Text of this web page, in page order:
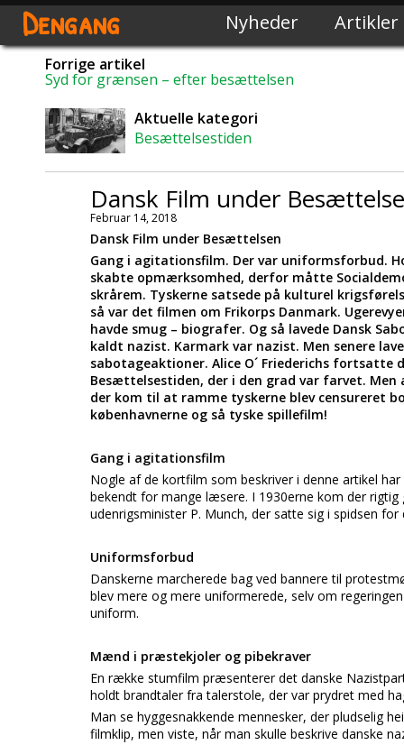
Dengang Nyheder Artikler
Forrige artikel
Syd for grænsen – efter besættelsen
Aktuelle kategori
Besættelsestiden
Dansk Film under
Februar 14, 2018
Dansk Film under Besættelsen
Gang i agitationsfilm. Der var uniformsforbud.
skabte opmærksomhed, derfor måtte
skrårem. Tyskerne satsede på kulturel
så var det filmen om Frikorps Danmark.
havde smug – biografer. Og så lavede Dansk
kaldt nazist. Karmark var nazist. Men senere
sabotageaktioner. Alice O´ Friederichs
Besættelsestiden, der i den grad var farvet. Men
der kom til at ramme tyskerne blev censureret
københavnerne og så tyske spillefilm!
Gang i agitationsfilm
Nogle af de kortfilm som beskriver i denne artikel
bekendt for mange læsere. I 1930erne kom der
udenrigsminister P. Munch, der satte sig i spidsen
Uniformsforbud
Danskerne marcherede bag ved bannere til
blev mere og mere uniformerede, selv om
uniform.
Mænd i præstekjoler og pibekraver
En række stumfilm præsenterer det danske
holdt brandtaler fra talerstole, der var prydret med
Man se hyggesnakkende mennesker, der pludselig
filmklip, men viste, når man skulle beskrive danske